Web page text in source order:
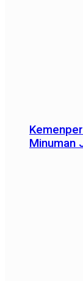
Minuman